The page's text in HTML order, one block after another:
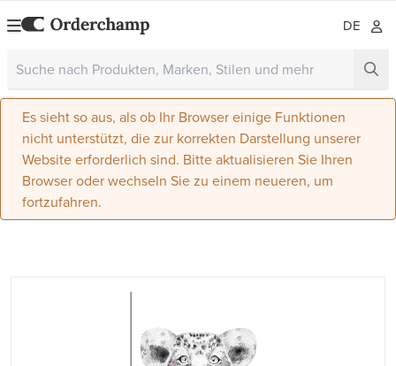
DE
Es sieht so aus, als ob Ihr Browser einige Funktionen
nicht unterstützt, die zur korrekten Darstellung unserer
Website erforderlich sind. Bitte aktualisieren Sie Ihren
Browser oder wechseln Sie zu einem neueren, um
fortzufahren.